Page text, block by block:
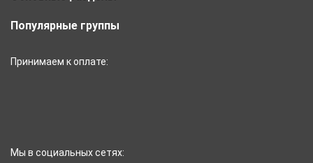
Популярные группы
Принимаем к оплате:
Мы в социальных сетях: